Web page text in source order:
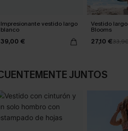
Impresionante vestido largo
blanco
39,00 €
Vestido
Blooms
27,10 €
JUNTOS